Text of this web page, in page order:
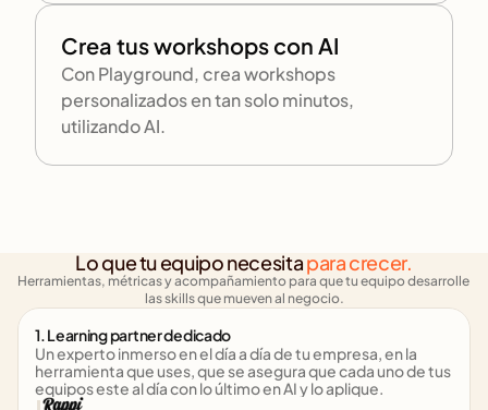
Crea tus workshops con AI
Con Playground, crea workshops
personalizados en tan solo minutos,
utilizando AI.
Lo que tu equipo necesita para crecer.
Herramientas, métricas y acompañamiento para que tu equipo desarrolle
las skills que mueven al negocio.
1. Learning partner dedicado
Un experto inmerso en el día a día de tu empresa, en la
herramienta que uses, que se asegura que cada uno de tus
equipos este al día con lo último en AI y lo aplique.